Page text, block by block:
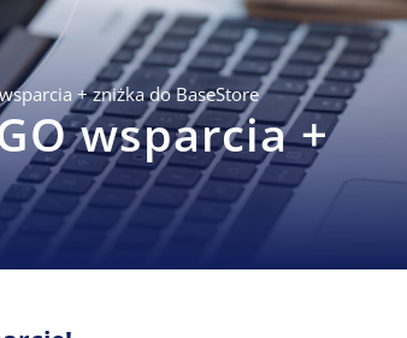
+ zniżka do BaseStore
wsparcia +